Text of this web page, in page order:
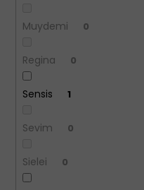
Muydemi 0
Regina 0
Sensis 1
Sevim 0
Sielei 0